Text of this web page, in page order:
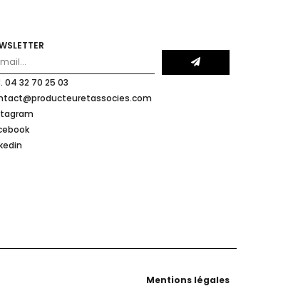
04 32 70 25 03
Mentions légales